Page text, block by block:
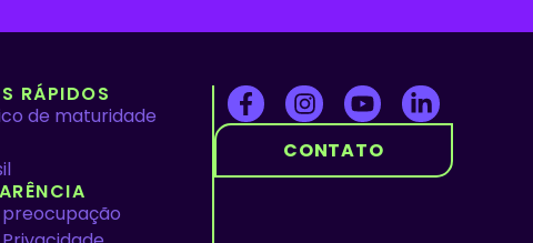
RÁPIDOS
de maturidade
CONTATO